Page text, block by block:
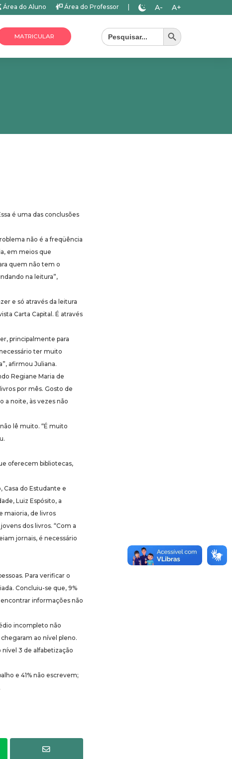
Área do Aluno Área do Professor A- A+
MATRICULAR
Search
for:
Search Button
é uma das conclusões
não é a freqüência
em meios que
quem não tem o
na leitura”,
e só através da leitura
Carta Capital. É através
principalmente para
ter muito
afirmou Juliana.
Regiane Maria de
por mês. Gosto de
a noite, às vezes não
lê muito. “É muito
oferecem bibliotecas,
Casa do Estudante e
Luiz Espósito, a
maioria, de livros
dos livros. “Com a
jornais, é necessário
Para verificar o
Concluiu-se que, 9%
informações não
incompleto não
ao nível pleno.
3 de alfabetização
e 41% não escrevem;